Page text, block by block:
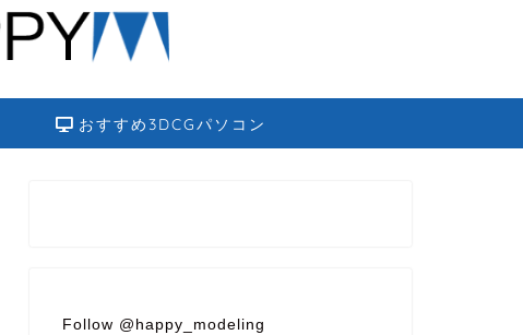
おすすめ3DCGパソコン
Follow @happy_modeling